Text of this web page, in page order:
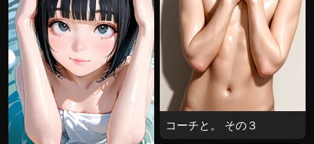
コーチと。 その３